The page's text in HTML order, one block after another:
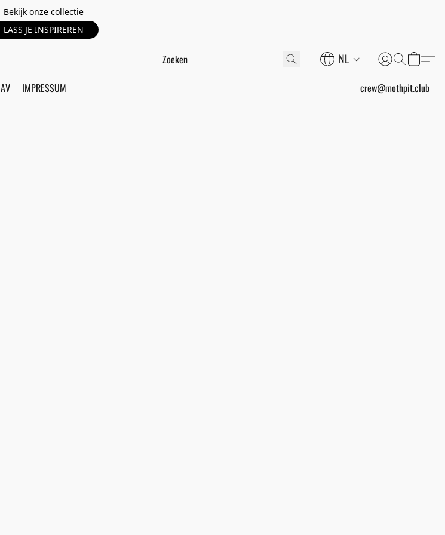
Bekijk onze collectie
LASS JE INSPIREREN
NL
AV IMPRESSUM crew@mothpit.club